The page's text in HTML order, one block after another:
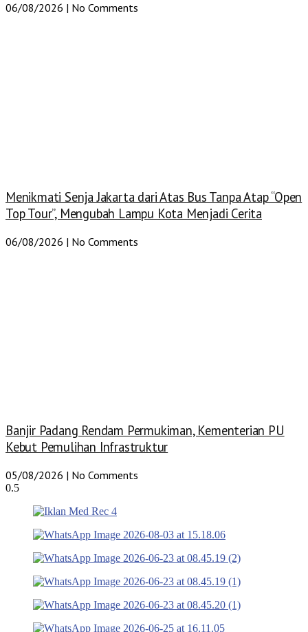
06/08/2026 No Comments
Menikmati Senja Jakarta dari Atas Bus Tanpa Atap “Open
Top Tour”, Mengubah Lampu Kota Menjadi Cerita
06/08/2026 No Comments
Banjir Padang Rendam Permukiman, Kementerian PU
Kebut Pemulihan Infrastruktur
05/08/2026 No Comments